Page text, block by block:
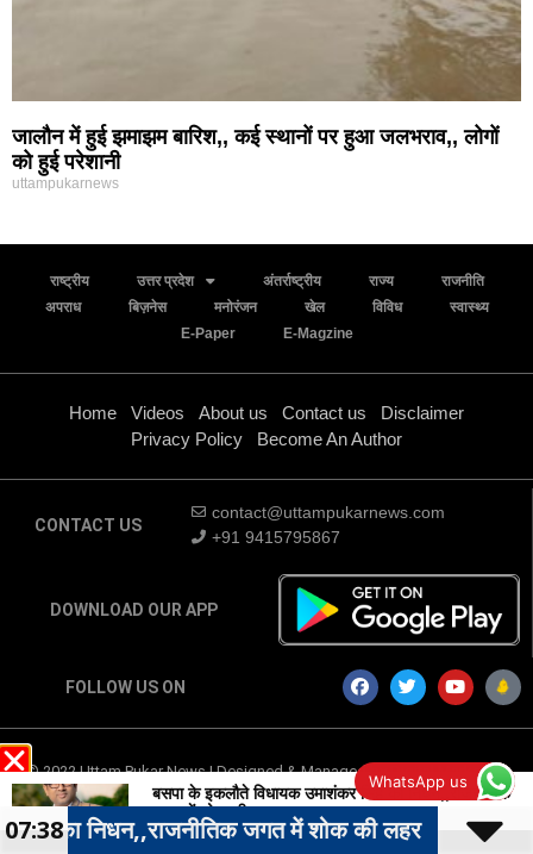
जालौन में हुई झमाझम बारिश,, कई स्थानों पर हुआ जलभराव,, लोगों
को हुई परेशानी
uttampukarnews
राष्ट्रीय उत्तर प्रदेश अंतर्राष्ट्रीय राज्य
राजनीति
अपराध
बिज़नेस मनोरंजन खेल विविध
स्वास्थ्य
E-Paper
E-Magzine
Home Videos About us Contact us
Disclaimer
Privacy Policy
Become An Author
CONTACT US
contact@uttampukarnews.com
+91 9415795867
DOWNLOAD OUR APP
FOLLOW US ON
© 2022 Uttam Pukar News | Designed & Managed by
Digital Marketing
Company-Traffic Tail WhatsApp us
जगत में शोक की लहर सदन में
07:38
बसपा के इकलौते विधायक उमाशंकर सिंह का निधन,,राजनीतिक
जगत में शोक की लहर